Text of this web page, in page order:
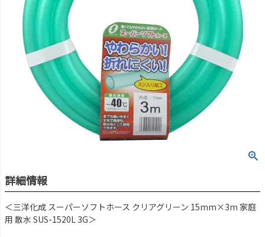
詳細情報
＜三洋化成 スーパーソフトホース クリアグリーン 15mm×3m 家庭
用 散水 SUS-1520L 3G＞